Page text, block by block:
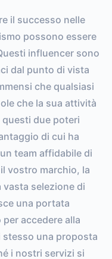
il successo nelle
possono essere
influencer sono
dal punto di vista
che qualsiasi
che la sua attività
due poteri
di cui ha
team affidabile di
vostro marchio, la
selezione di
una portata
accedere alla
una proposta
i nostri servizi si